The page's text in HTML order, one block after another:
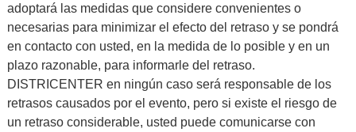
adoptará las medidas que considere convenientes o
necesarias para minimizar el efecto del retraso y se pondrá
en contacto con usted, en la medida de lo posible y en un
plazo razonable, para informarle del retraso.
DISTRICENTER en ningún caso será responsable de los
retrasos causados por el evento, pero si existe el riesgo de
un retraso considerable, usted puede comunicarse con